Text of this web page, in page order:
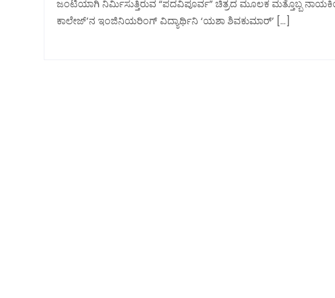
ಜಂಟಿಯಾಗಿ ನಿರ್ಮಿಸುತ್ತಿರುವ “ಪದವಿಪೂರ್ವ” ಚಿತ್ರದ ಮೂಲಕ ಮತ್ತೊಬ್ಬ
ಕಾಲೇಜ್’ನ ಇಂಜಿನಿಯರಿಂಗ್ ವಿದ್ಯಾರ್ಥಿನಿ ‘ಯಶಾ ಶಿವಕುಮಾರ್’ […]